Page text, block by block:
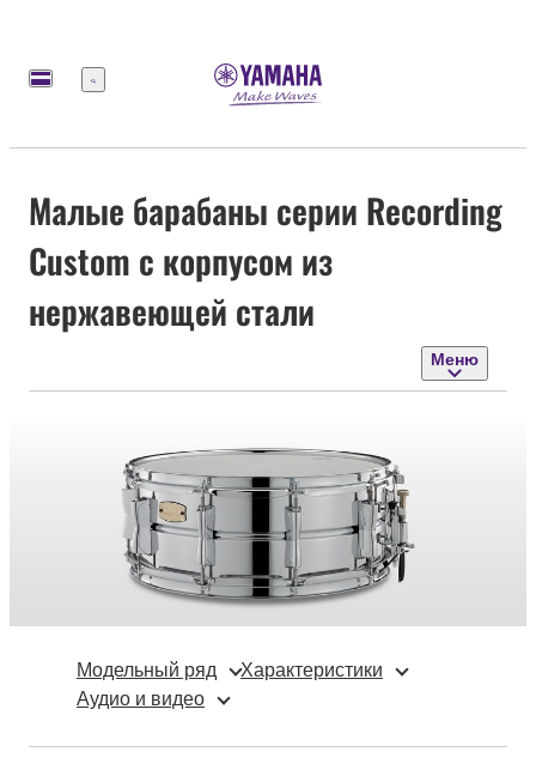
Меню
Малые барабаны серии Recording
Custom с корпусом из
нержавеющей стали
Меню
Модельный ряд
Характеристики
Аудио и видео